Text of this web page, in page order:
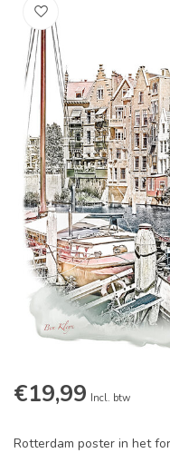
€19,99 Incl. btw
Rotterdam poster in het